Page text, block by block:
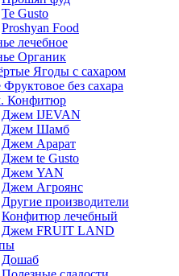
Te Gusto
Proshyan Food
лечебное
Органик
Ягоды с сахаром
без сахара
Конфитюр
Джем IJEVAN
Джем Шамб
Джем Арарат
Джем te Gusto
Джем YAN
Джем Агроянс
Другие производители
Конфитюр лечебный
Джем FRUIT LAND
Дошаб